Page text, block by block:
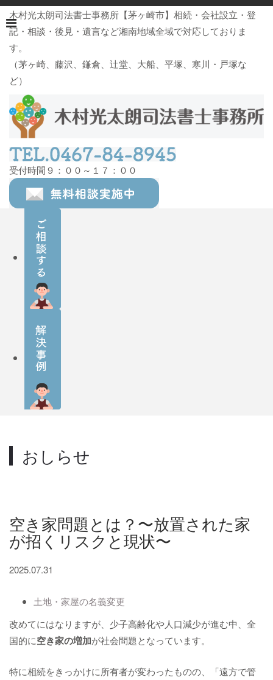
木村光太朗司法書士事務所【茅ヶ崎市】相続・会社設立・登
記・相談・後見・遺言など湘南地域全域で対応しておりま
す。
（茅ヶ崎、藤沢、鎌倉、辻堂、大船、平塚、寒川・戸塚な
ど）
受付時間９：００～１７：００
おしらせ
空き家問題とは？〜放置された家
が招くリスクと現状〜
2025.07.31
土地・家屋の名義変更
改めてにはなりますが、少子高齢化や人口減少が進む中、全
国的に空き家の増加が社会問題となっています。
特に相続をきっかけに所有者が変わったものの、「遠方で管